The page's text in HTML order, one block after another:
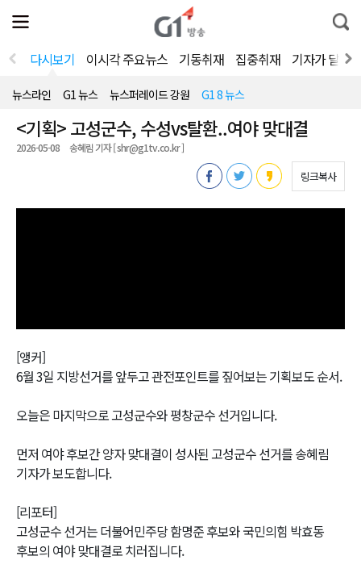
전
체
뉴
열
통
합
색
다시보기 이시각 주요뉴스 기동취재 집중취재 기자가 달려
뉴스라인 G1 뉴스 뉴스퍼레이드 강원 G1 8 뉴스
<기획> 고성군수, 수성vs탈환..여야 맞대결
2026-05-08 송혜림 기자 [ shr@g1tv.co.kr ]
링크복사
[앵커]
6월 3일 지방선거를 앞두고 관전포인트를 짚어보는 기획보도 순서.
오늘은 마지막으로 고성군수와 평창군수 선거입니다.
먼저 여야 후보간 양자 맞대결이 성사된 고성군수 선거를 송혜림
기자가 보도합니다.
[리포터]
고성군수 선거는 더불어민주당 함명준 후보와 국민의힘 박효동
후보의 여야 맞대결로 치러집니다.